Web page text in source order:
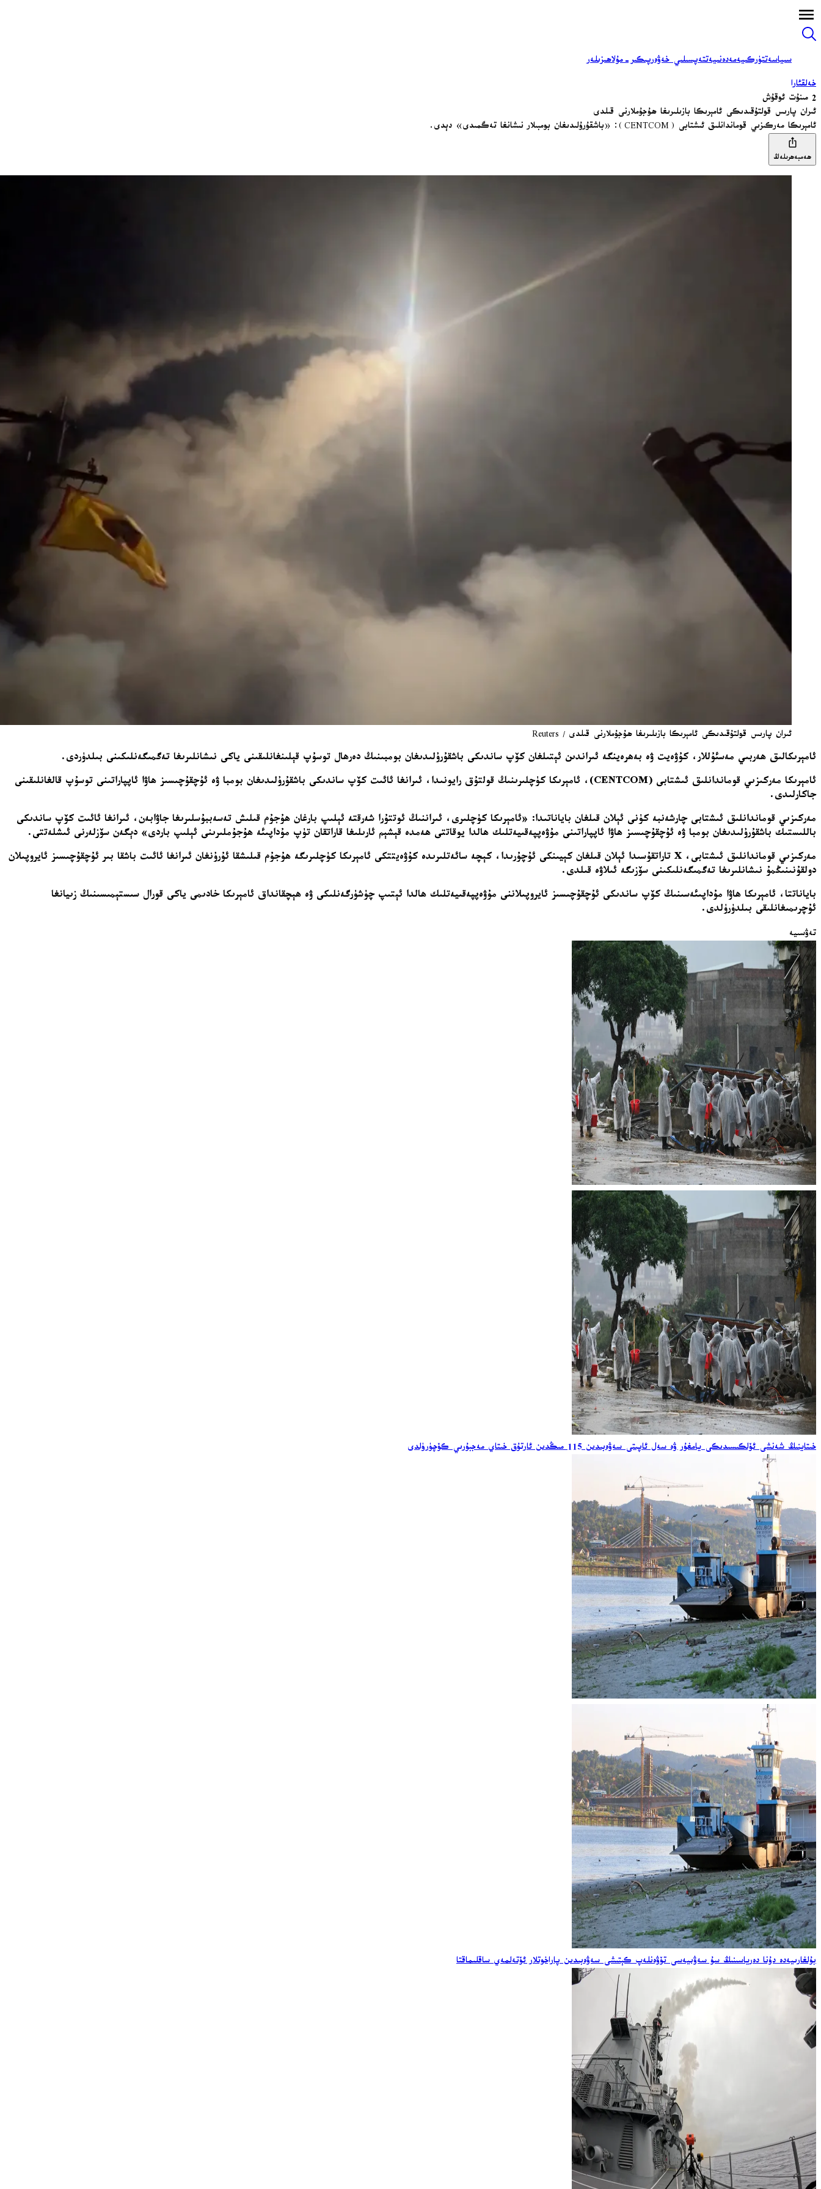
سىياسەتتۈركىيەمەدەنىيەتتەپسىلىي خەۋەرپىكىر-مۇلاھىزىلەر
خەلقئارا
2 مىنۇت ئوقۇش
ئىران پارىس قولتۇقىدىكى ئامېرىكا بازىلىرىغا ھۇجۇملارنى قىلدى
ئامېرىكا مەركىزىي قوماندانلىق ئىشتابى (CENTCOM): «باشقۇرۇلىدىغان بومبىلار نىشانغا تەگمىدى» دېدى.
ھەمبەھرىلەڭ
ئىران پارىس قولتۇقىدىكى ئامېرىكا بازىلىرىغا ھۇجۇملارنى قىلدى / Reuters
ئامېرىكالىق ھەربىي مەسئۇللار، كۇۋەيت ۋە بەھرەينگە ئىراندىن ئېتىلغان كۆپ ساندىكى باشقۇرۇلىدىغان بومبىنىڭ دەرھال توسۇپ قېلىنغانلىقىنى ياكى نىشانلىرىغا تەگمىگەنلىكىنى بىلدۈردى.
ئامېرىكا مەركىزىي قوماندانلىق ئىشتابى (CENTCOM)، ئامېرىكا كۈچلىرىنىڭ قولتۇق رايونىدا، ئىرانغا ئائىت كۆپ ساندىكى باشقۇرۇلىدىغان بومبا ۋە ئۇچقۇچىسىز ھاۋا ئاپپاراتىنى توسۇپ قالغانلىقىنى
جاكارلىدى.
مەركىزىي قوماندانلىق ئىشتابى چارشەنبە كۈنى ئېلان قىلغان باياناتىدا: «ئامېرىكا كۈچلىرى، ئىراننىڭ ئوتتۇرا شەرقتە ئېلىپ بارغان ھۇجۇم قىلىش تەسەببۇسلىرىغا جاۋابەن، ئىرانغا ئائىت كۆپ ساندىكى
باللىستىك باشقۇرۇلىدىغان بومبا ۋە ئۇچقۇچىسىز ھاۋا ئاپپاراتىنى مۇۋەپپەقىيەتلىك ھالدا يوقاتتى ھەمدە قېشېم ئارىلىغا قاراتقان تۈپ مۇداپىئە ھۇجۇملىرىنى ئېلىپ باردى» دېگەن سۆزلەرنى ئىشلەتتى.
مەركىزىي قوماندانلىق ئىشتابى، X تاراتقۇسىدا ئېلان قىلغان كېيىنكى ئۇچۇرىدا، كېچە سائەتلىرىدە كۇۋەيتتكى ئامېرىكا كۈچلىرىگە ھۇجۇم قىلىشقا ئۇرۇنغان ئىرانغا ئائىت باشقا بىر ئۇچقۇچىسىز ئايروپىلان
دولقۇنىنىڭمۇ نىشانلىرىغا تەگمىگەنلىكىنى سۆزىگە ئىلاۋە قىلدى.
باياناتتا، ئامېرىكا ھاۋا مۇداپىئەسىنىڭ كۆپ ساندىكى ئۇچقۇچىسىز ئايروپىلاننى مۇۋەپپەقىيەتلىك ھالدا ئېتىپ چۈشۈرگەنلىكى ۋە ھېچقانداق ئامېرىكا خادىمى ياكى قورال سىستېمىسىنىڭ زىيانغا
ئۇچرىمىغانلىقى بىلدۈرۈلدى.
تەۋسىيە
خىتاينىڭ شەنشى ئۆلكىسىدىكى يامغۇر ۋە سەل ئاپىتى سەۋەبىدىن 115 مىڭدىن ئارتۇق خىتاي مەجبۇرىي كۆچۈرۈلدى
بۇلغارىيەدە دۇنا دەرياسىنىڭ سۇ سەۋىيەسى تۆۋەنلەپ كېتىشى سەۋەبىدىن پاراخوتلار ئۆتەلمەي ساقلىماقتا